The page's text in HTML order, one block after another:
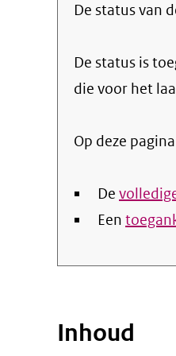
De status van
De status is
die voor het
Op deze
De
Een
Inhoud